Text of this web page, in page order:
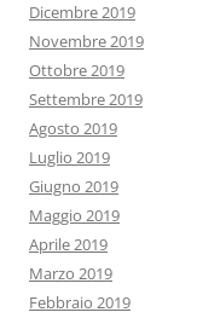
Dicembre 2019
Novembre 2019
Ottobre 2019
Settembre 2019
Agosto 2019
Luglio 2019
Giugno 2019
Maggio 2019
Aprile 2019
Marzo 2019
Febbraio 2019